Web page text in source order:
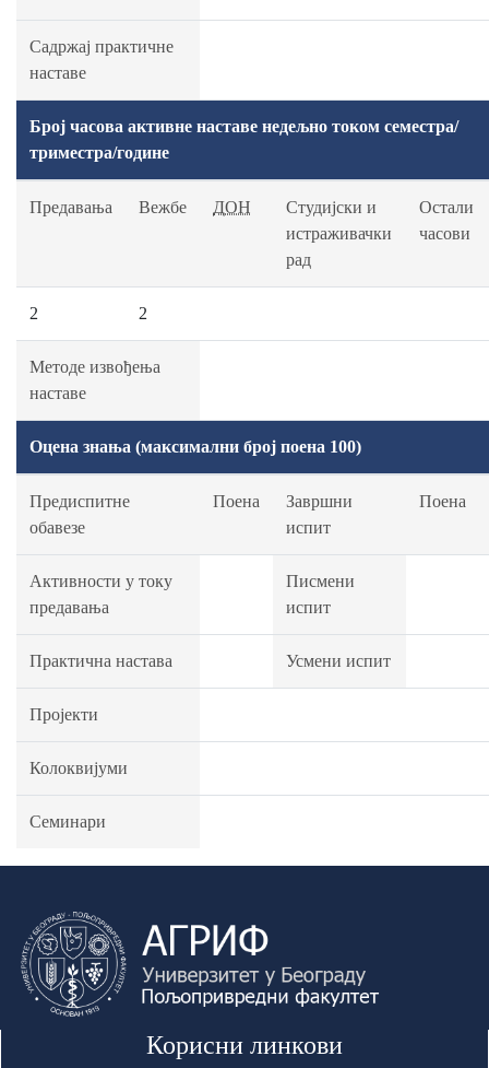
Садржај практичне
наставе
Број часова активне наставе недељно током семестра/
триместра/године
Предавања Вежбе ДОН
Студијски и
истраживачки
рад
Остали
часови
2 2
Методе извођења
наставе
Оцена знања (максимални број поена 100)
Предиспитне
обавезе
Поена
Завршни
испит
Поена
Активности у току
предавања
Писмени
испит
Практична настава Усмени испит
Пројекти
Колоквијуми
Семинари
Корисни линкови